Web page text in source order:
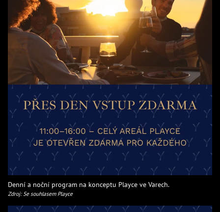
Denní a noční program na konceptu Playce ve Varech.
Zdroj: Se souhlasem Playce